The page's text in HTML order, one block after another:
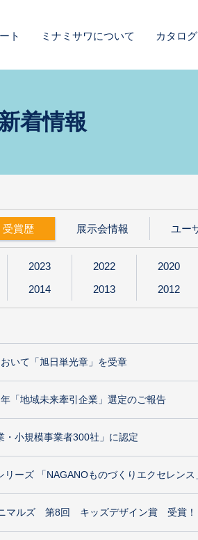
ト ミナミサワについて カタログ
新着情報
受賞歴 展示会情報 ユー
2023 2022
2020
2014 2013 2012
いて「旭日単光章」を受章
「地域未来牽引企業」選定のご報告
・小規模事業者300社」に認定
リーズ 「NAGANOものづくりエクセレンス
マルズ 第8回 キッズデザイン賞 受賞！